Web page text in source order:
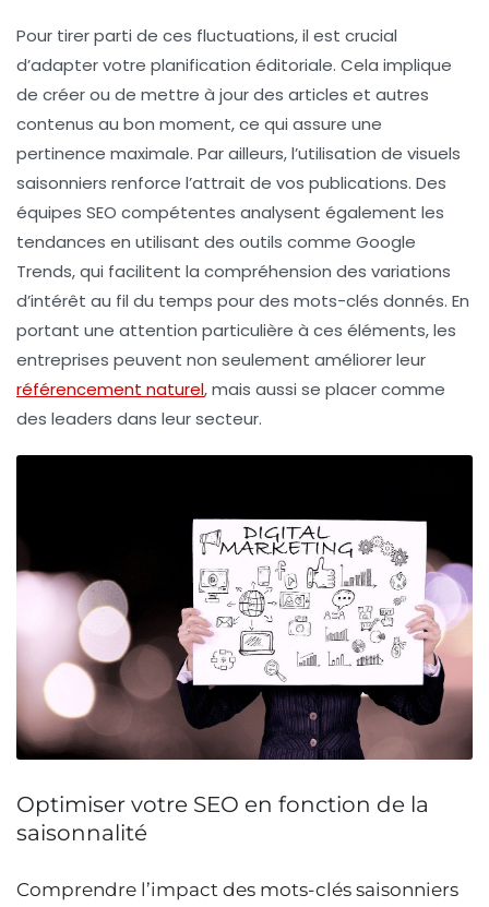
Pour tirer parti de ces fluctuations, il est crucial
d’adapter votre planification éditoriale. Cela implique
de créer ou de mettre à jour des articles et autres
contenus au bon moment, ce qui assure une
pertinence maximale. Par ailleurs, l’utilisation de visuels
saisonniers renforce l’attrait de vos publications. Des
équipes SEO compétentes analysent également les
tendances en utilisant des outils comme Google
Trends, qui facilitent la compréhension des variations
d’intérêt au fil du temps pour des mots-clés donnés. En
portant une attention particulière à ces éléments, les
entreprises peuvent non seulement améliorer leur
référencement naturel, mais aussi se placer comme
des leaders dans leur secteur.
Optimiser votre SEO en fonction de la
saisonnalité
Comprendre l’impact des mots-clés saisonniers